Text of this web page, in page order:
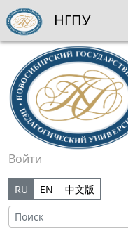
Войти
RU EN 中文版
НГПУ